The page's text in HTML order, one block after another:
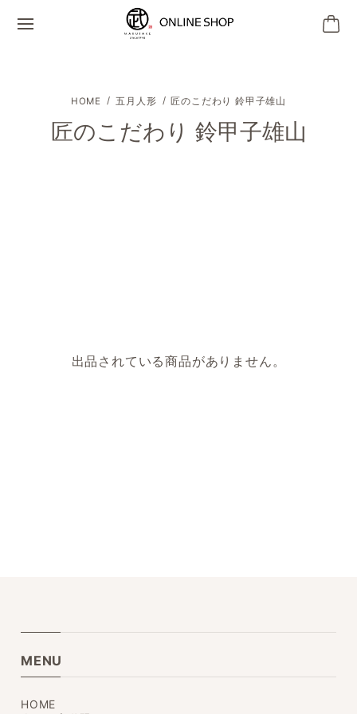
五月人形 匠のこだわり 鈴甲子雄山
匠のこだわり 鈴甲子雄山
出品されている商品がありません。
MENU
HOME